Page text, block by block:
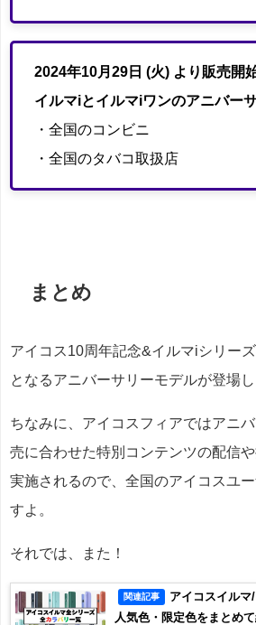
2024年10月29日 (火) より販売開
イルマiとイルマiワンのアニバー
・全国のコンビニ
・全国のタバコ取扱店
まとめ
アイコス10周年記念&イルマiシリー
となるアニバーサリーモデルが登場し
ちなみに、アイコスフィアではアニ
売に合わせた特別コンテンツの配信
実施されるので、全国のアイコスユ
すよ。
それでは、また！
関連記事
アイコスイルマ
人気色・限定色をまとめ